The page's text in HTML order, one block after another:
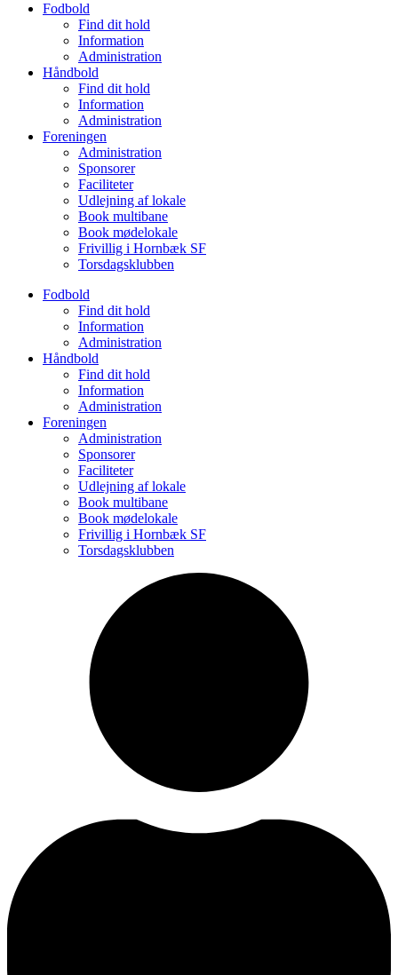
Fodbold
Find dit hold
Information
Administration
Håndbold
Find dit hold
Information
Administration
Foreningen
Administration
Sponsorer
Faciliteter
Udlejning af lokale
Book multibane
Book mødelokale
Frivillig i Hornbæk SF
Torsdagsklubben
Fodbold
Find dit hold
Information
Administration
Håndbold
Find dit hold
Information
Administration
Foreningen
Administration
Sponsorer
Faciliteter
Udlejning af lokale
Book multibane
Book mødelokale
Frivillig i Hornbæk SF
Torsdagsklubben